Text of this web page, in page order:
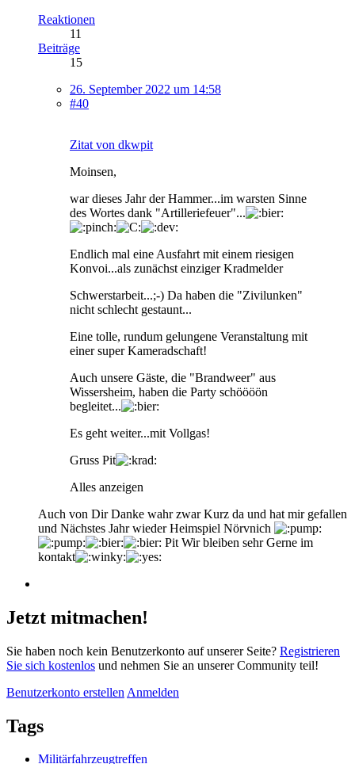
Reaktionen
11
Beiträge
15
26. September 2022 um 14:58
#40
Zitat von dkwpit
Moinsen,
war dieses Jahr der Hammer...im warsten Sinne
des Wortes dank "Artilleriefeuer"...
Endlich mal eine Ausfahrt mit einem riesigen
Konvoi...als zunächst einziger Kradmelder
Schwerstarbeit...;-) Da haben die "Zivilunken"
nicht schlecht gestaunt...
Eine tolle, rundum gelungene Veranstaltung mit
einer super Kameradschaft!
Auch unsere Gäste, die "Brandweer" aus
Wissersheim, haben die Party schöööön
begleitet...
Es geht weiter...mit Vollgas!
Gruss Pit
Alles anzeigen
Auch von Dir Danke wahr zwar Kurz da und hat mir gefallen
und Nächstes Jahr wieder Heimspiel Nörvnich
Pit Wir bleiben sehr Gerne im
kontakt
Jetzt mitmachen!
Sie haben noch kein Benutzerkonto auf unserer Seite? Registrieren
Sie sich kostenlos und nehmen Sie an unserer Community teil!
Benutzerkonto erstellen Anmelden
Tags
Militärfahrzeugtreffen